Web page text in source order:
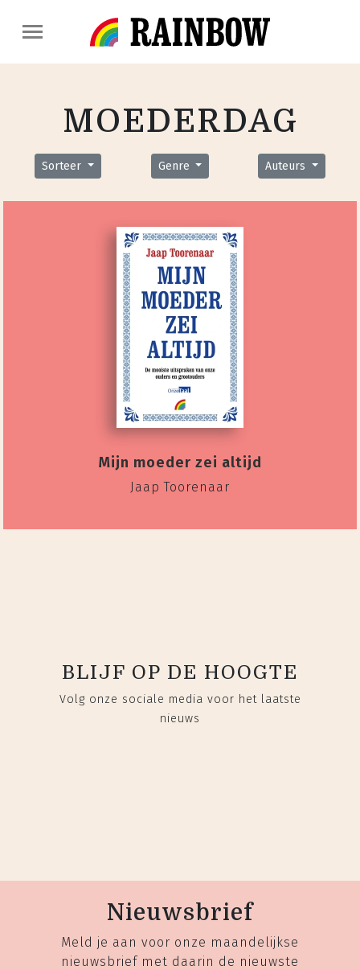
MOEDERDAG
Sorteer Genre Auteurs
Mijn moeder zei altijd
Jaap Toorenaar
BLIJF OP DE HOOGTE
Volg onze sociale media voor het laatste
nieuws
Nieuwsbrief
Meld je aan voor onze maandelijkse
nieuwsbrief met daarin de nieuwste